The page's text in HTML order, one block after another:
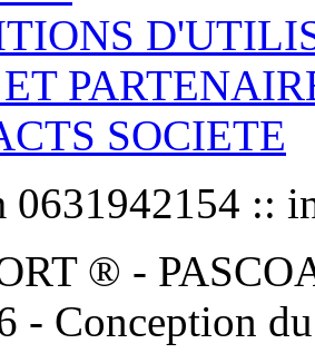
SOCIETE
0631942154 ::
® -
- Conception